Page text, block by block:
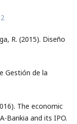
R. (2015). Diseño
Gestión de la
The economic
Bankia and its IPO.